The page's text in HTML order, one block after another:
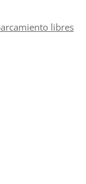
libres